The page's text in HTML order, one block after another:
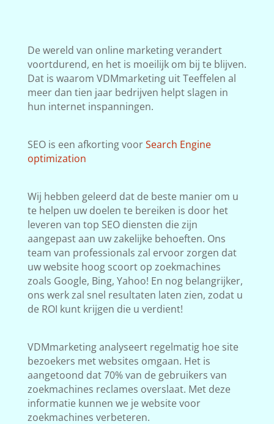
De wereld van online marketing verandert
voortdurend, en het is moeilijk om bij te blijven.
Dat is waarom VDMmarketing uit Teeffelen al
meer dan tien jaar bedrijven helpt slagen in
hun internet inspanningen.
SEO is een afkorting voorSearch Engine
optimization
Wij hebben geleerd dat de beste manier om u
te helpen uw doelen te bereiken is door het
leveren van top SEO diensten die zijn
aangepast aan uw zakelijke behoeften. Ons
team van professionals zal ervoor zorgen dat
uw website hoog scoort op zoekmachines
zoals Google, Bing, Yahoo! En nog belangrijker,
ons werk zal snel resultaten laten zien, zodat u
de ROI kunt krijgen die u verdient!
VDMmarketing analyseert regelmatig hoe site
bezoekers met websites omgaan. Het is
aangetoond dat 70% van de gebruikers van
zoekmachines reclames overslaat. Met deze
informatie kunnen we je website voor
zoekmachines verbeteren.